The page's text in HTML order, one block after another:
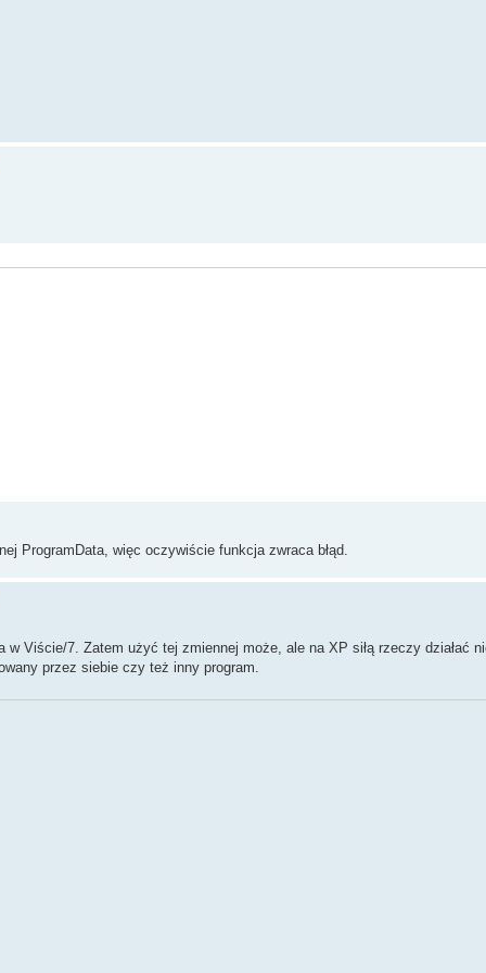
ProgramData, więc oczywiście funkcja zwraca błąd.
w Viście/7. Zatem użyć tej zmiennej może, ale na XP siłą rzeczy działać
przez siebie czy też inny program.